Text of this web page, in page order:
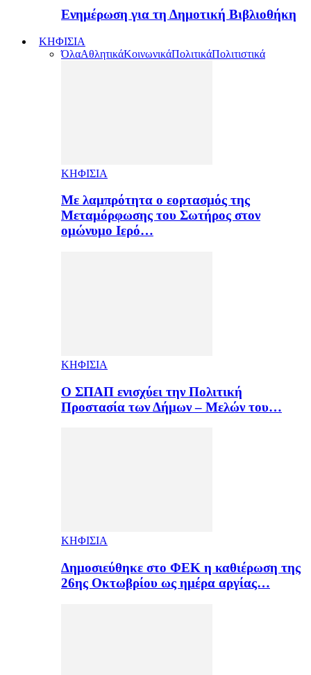
Ενημέρωση για τη Δημοτική Βιβλιοθήκη
ΚΗΦΙΣΙΑ
ΌλαΑθλητικάΚοινωνικάΠολιτικάΠολιτιστικά
ΚΗΦΙΣΙΑ
Με λαμπρότητα ο εορτασμός της
Μεταμόρφωσης του Σωτήρος στον
ομώνυμο Ιερό…
ΚΗΦΙΣΙΑ
Ο ΣΠΑΠ ενισχύει την Πολιτική
Προστασία των Δήμων – Μελών του…
ΚΗΦΙΣΙΑ
Δημοσιεύθηκε στο ΦΕΚ η καθιέρωση της
26ης Οκτωβρίου ως ημέρα αργίας…